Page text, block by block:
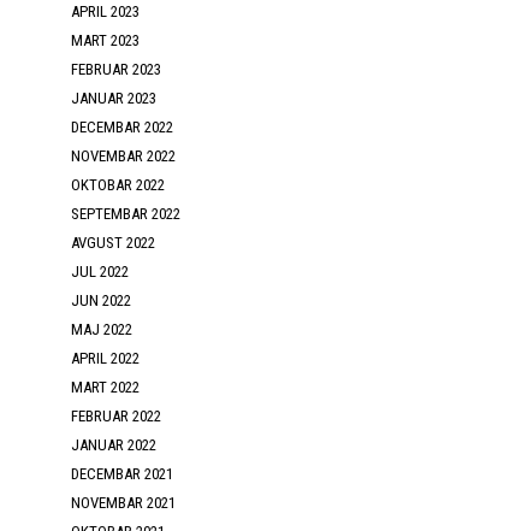
APRIL 2023
MART 2023
FEBRUAR 2023
JANUAR 2023
DECEMBAR 2022
NOVEMBAR 2022
OKTOBAR 2022
SEPTEMBAR 2022
AVGUST 2022
JUL 2022
JUN 2022
MAJ 2022
APRIL 2022
MART 2022
FEBRUAR 2022
JANUAR 2022
DECEMBAR 2021
NOVEMBAR 2021